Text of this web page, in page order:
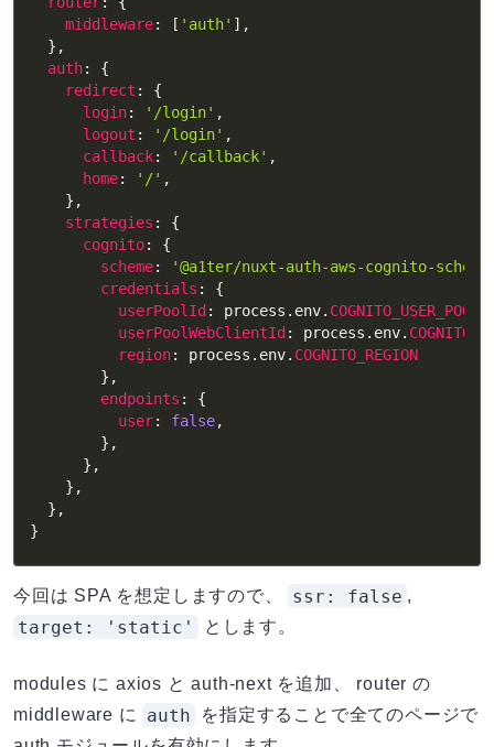
middleware: [ 'auth' ] ,
} ,
auth:
{
redirect :
{
login: '/login' ,
logout : '/login' ,
callback: '/callback' ,
home: '/' ,
} ,
strategies :
{
cognito:
{
scheme:
'@a1ter/nuxt-auth-aws-cognito-scheme/
credentials :
{
userPoolId : process . env.
userPoolWebClientId : process . env.
region: process . env. COGNITO_REGION
} ,
endpoints :
{
user: false,
} ,
} ,
} ,
} ,
}
今回は SPA を想定しますので、 ssr: false ,
target: 'static' とします。
modules に axios と auth-next を追加、 router の
middleware に
auth
を指定することで全てのページで